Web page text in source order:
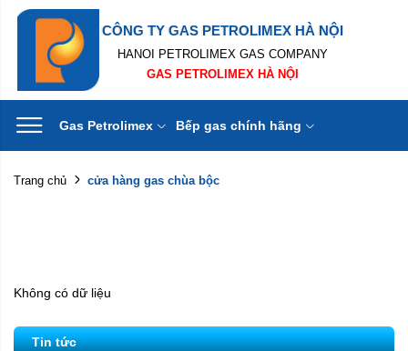
CÔNG TY GAS PETROLIMEX HÀ NỘI
HANOI PETROLIMEX GAS COMPANY
GAS PETROLIMEX HÀ NỘI
Gas Petrolimex Bếp gas chính hãng
Trang chủ cửa hàng gas chùa bộc
Không có dữ liệu
Tin tức